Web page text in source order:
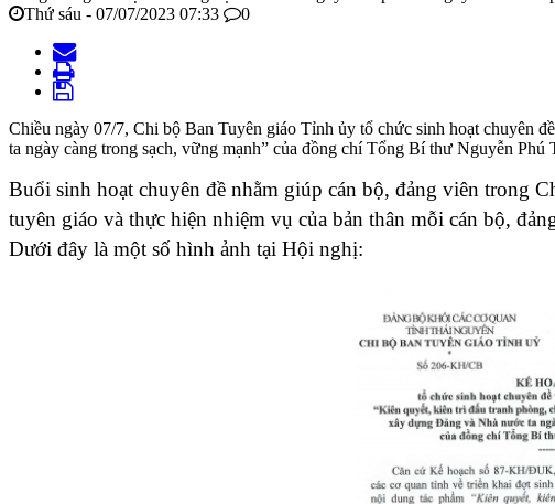
Thứ sáu - 07/07/2023 07:33
0
Chiều ngày 07/7, Chi bộ Ban Tuyên giáo Tỉnh ủy tổ chức sinh hoạt chuyên
ta ngày càng trong sạch, vững mạnh” của đồng chí Tổng Bí thư Nguyễn
Buổi sinh hoạt chuyên đề nhằm giúp cán bộ, đảng viên trong
tuyên giáo và thực hiện nhiệm vụ của bản thân mỗi cán bộ,
Dưới đây là một số hình ảnh tại Hội nghị: